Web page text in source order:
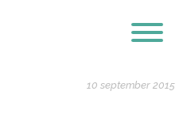
10 september 2015